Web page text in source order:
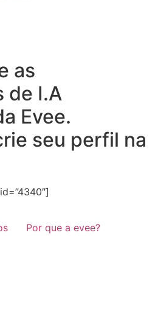
as
de I.A
Evee.
seu perfil na
Por que a evee?